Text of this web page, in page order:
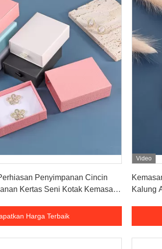
Penyimpanan Cincin
Kertas Seni Kotak Kemasan
Harga Terbaik
Video
Kalung